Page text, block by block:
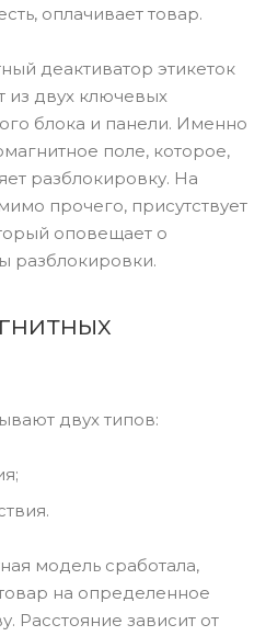
оплачивает товар.
деактиватор этикеток
из двух ключевых
блока и панели. Именно
поле, которое,
разблокировку. На
прочего, присутствует
оповещает о
разблокировки.
двух типов:
модель сработала,
на определенное
Расстояние зависит от